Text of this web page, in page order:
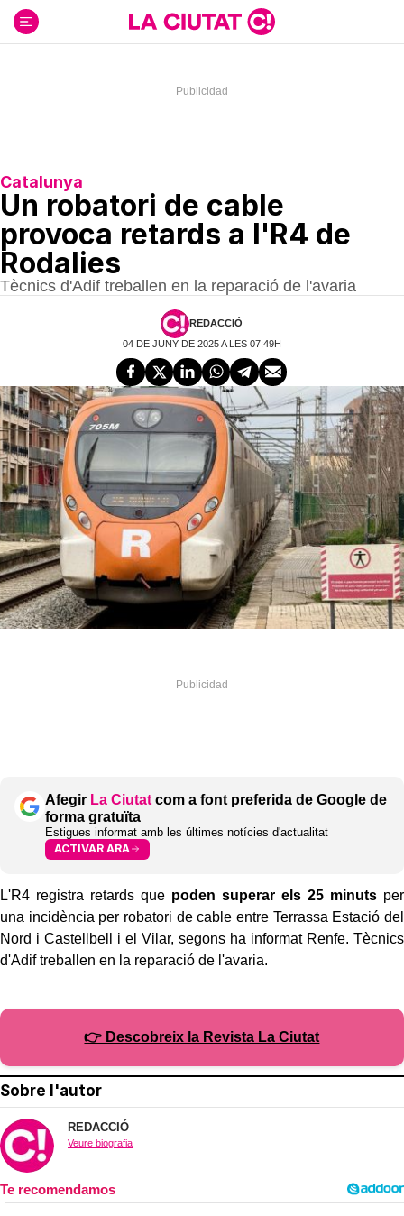
contenido
Catalunya
Un robatori de cable
provoca retards a l'R4 de
Rodalies
Tècnics d'Adif treballen en la reparació de l'avaria
REDACCIÓ
04 DE JUNY DE 2025 A LES 07:49H
Afegir La Ciutat com a font preferida de Google de
forma gratuïta
Estigues informat amb les últimes notícies d'actualitat
ACTIVAR ARA
L'R4 registra retards que poden superar els 25 minutsper
una incidència per robatori de cable entre Terrassa Estació del
Nord i Castellbell i el Vilar, segons ha informat Renfe. Tècnics
d'Adif treballen en la reparació de l'avaria.
👉 Descobreix la Revista La Ciutat
Sobre l'autor
REDACCIÓ
Veure biografia